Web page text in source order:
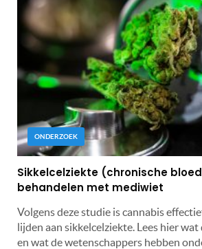
ONDERZOEK
Sikkelcelziekte (chronische
behandelen met mediwiet
Volgens deze studie is cannabis
lijden aan sikkelcelziekte. Lees hier
en wat de wetenschappers hebben